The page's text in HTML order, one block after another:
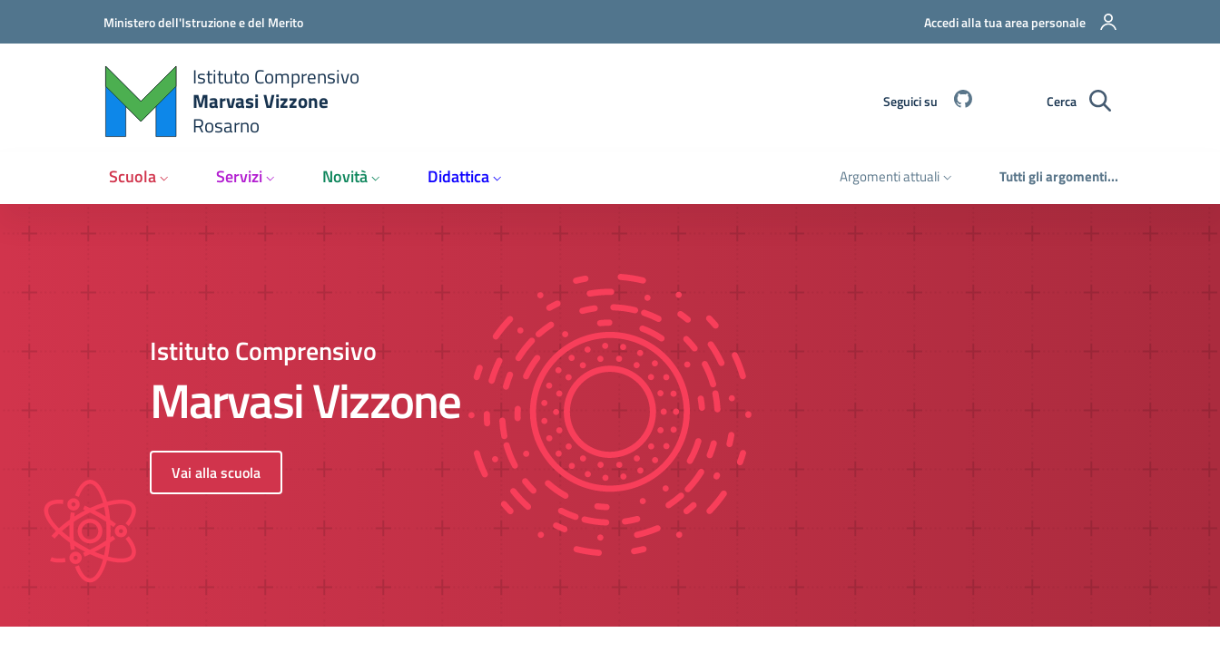
Ministero dell'Istruzione e del Merito Accedi alla tua area personale
Istituto Comprensivo
Marvasi Vizzone
Rosarno
Seguici su Cerca
Scuola Servizi Novità Didattica Argomenti attuali Tutti gli argomenti...
Istituto Comprensivo
Marvasi Vizzone
Vai alla scuola